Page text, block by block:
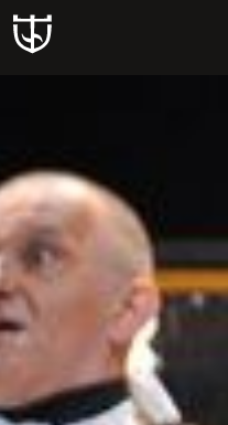
PROFILIS
KREPŠELIS
Teatras